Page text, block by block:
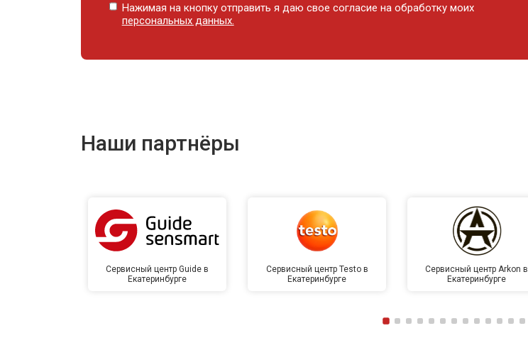
Нажимая на кнопку отправить я даю свое согласие на обработку моих
персональных данных.
Наши партнёры
Сервисный центр Guide в
Екатеринбурге
Сервисный центр Testo в
Екатеринбурге
Сервисный центр Arkon в
Екатеринбурге